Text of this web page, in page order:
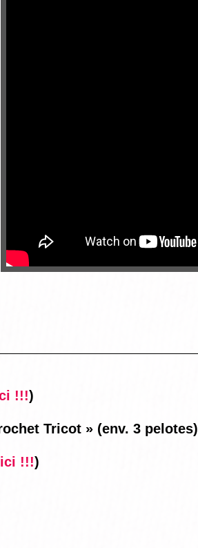
!!!)
Tricot » (env. 3 pelotes)
!!!)